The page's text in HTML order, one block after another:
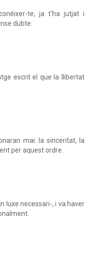
te, ja t'ha jutjat i
dubte.
escrit el que la llibertat
mai: la sinceritat, la
per aquest ordre.
luxe necessari-, i va haver